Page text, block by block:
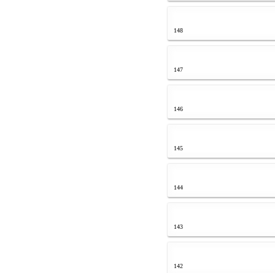
148
147
146
145
144
143
142